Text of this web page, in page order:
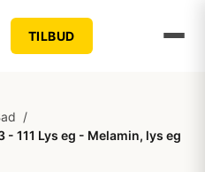
TILBUD
/
111 Lys eg - Melamin, lys eg